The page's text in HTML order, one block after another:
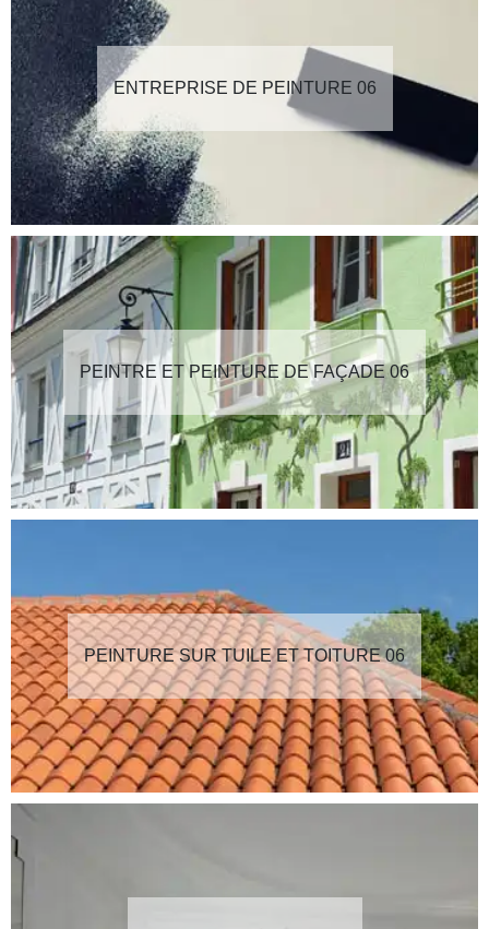
ENTREPRISE DE PEINTURE 06
PEINTRE ET PEINTURE DE FAÇADE 06
PEINTURE SUR TUILE ET TOITURE 06